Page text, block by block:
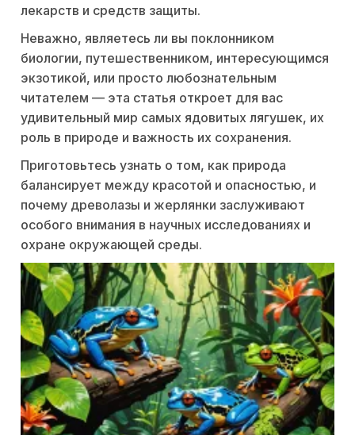
лекарств и средств защиты.
Неважно, являетесь ли вы поклонником
биологии, путешественником, интересующимся
экзотикой, или просто любознательным
читателем — эта статья откроет для вас
удивительный мир самых ядовитых лягушек, их
роль в природе и важность их сохранения.
Приготовьтесь узнать о том, как природа
балансирует между красотой и опасностью, и
почему древолазы и жерлянки заслуживают
особого внимания в научных исследованиях и
охране окружающей среды.